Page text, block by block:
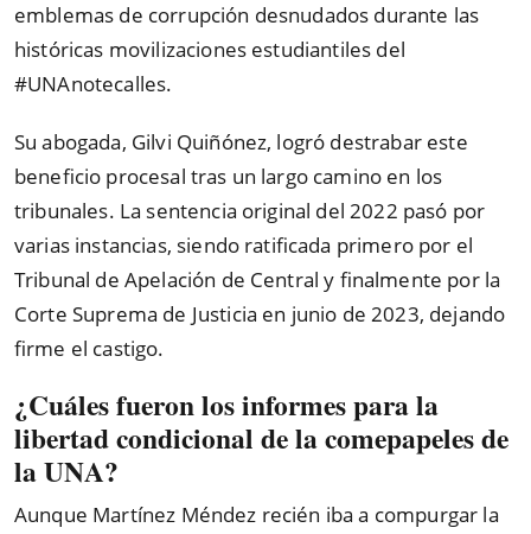
emblemas de corrupción desnudados durante las
históricas movilizaciones estudiantiles del
#UNAnotecalles.
Su abogada, Gilvi Quiñónez, logró destrabar este
beneficio procesal tras un largo camino en los
tribunales. La sentencia original del 2022 pasó por
varias instancias, siendo ratificada primero por el
Tribunal de Apelación de Central y finalmente por la
Corte Suprema de Justicia en junio de 2023, dejando
firme el castigo.
¿Cuáles fueron los informes para la
libertad condicional de la comepapeles de
la UNA?
Aunque Martínez Méndez recién iba a compurgar la